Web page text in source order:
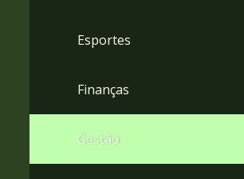
Esportes
Finanças
Gestão